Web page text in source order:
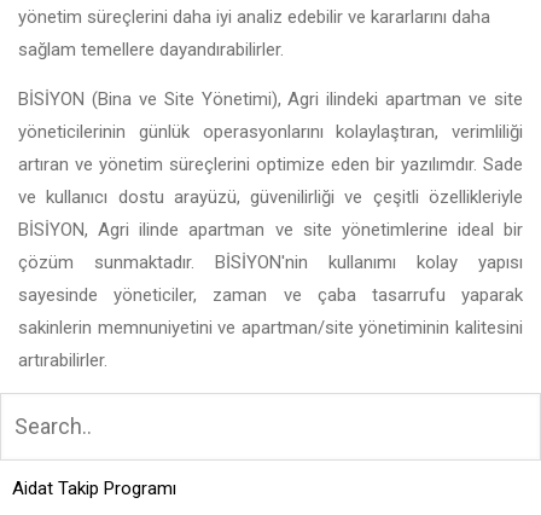
yönetim süreçlerini daha iyi analiz edebilir ve kararlarını daha
sağlam temellere dayandırabilirler.
BİSİYON (Bina ve Site Yönetimi), Agri ilindeki apartman ve site
yöneticilerinin günlük operasyonlarını kolaylaştıran, verimliliği
artıran ve yönetim süreçlerini optimize eden bir yazılımdır. Sade
ve kullanıcı dostu arayüzü, güvenilirliği ve çeşitli özellikleriyle
BİSİYON, Agri ilinde apartman ve site yönetimlerine ideal bir
çözüm sunmaktadır. BİSİYON'nin kullanımı kolay yapısı
sayesinde yöneticiler, zaman ve çaba tasarrufu yaparak
sakinlerin memnuniyetini ve apartman/site yönetiminin kalitesini
artırabilirler.
Aidat Takip Programı